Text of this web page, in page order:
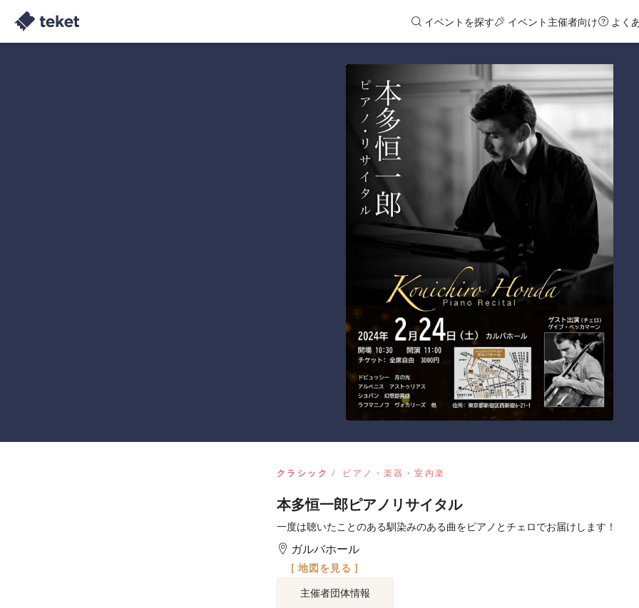
イベントを探す イベント主催者向け よく
クラシック ピアノ・楽器・室内楽
本多恒一郎ピアノリサイタル
一度は聴いたことのある馴染みのある曲をピアノとチェロでお届けします！
ガルバホール
[ 地図を見る ]
主催者団体情報